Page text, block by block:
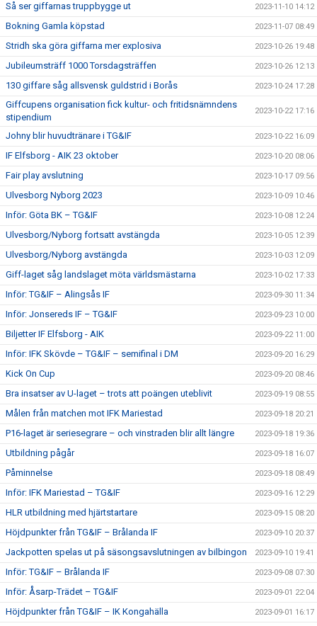
Så ser giffarnas truppbygge ut 2023-11-10 14:12
Bokning Gamla köpstad 2023-11-07 08:49
Stridh ska göra giffarna mer explosiva 2023-10-26 19:48
Jubileumsträff 1000 Torsdagsträffen 2023-10-26 12:13
130 giffare såg allsvensk guldstrid i Borås 2023-10-24 17:28
Giffcupens organisation fick kultur- och fritidsnämndens
stipendium
2023-10-22 17:16
Johny blir huvudtränare i TG&IF 2023-10-22 16:09
IF Elfsborg - AIK 23 oktober 2023-10-20 08:06
Fair play avslutning 2023-10-17 09:56
Ulvesborg Nyborg 2023 2023-10-09 10:46
Inför: Göta BK – TG&IF 2023-10-08 12:24
Ulvesborg/Nyborg fortsatt avstängda 2023-10-05 12:39
Ulvesborg/Nyborg avstängda 2023-10-03 12:09
Giff-laget såg landslaget möta världsmästarna 2023-10-02 17:33
Inför: TG&IF – Alingsås IF 2023-09-30 11:34
Inför: Jonsereds IF – TG&IF 2023-09-23 10:00
Biljetter IF Elfsborg - AIK 2023-09-22 11:00
Inför: IFK Skövde – TG&IF – semifinal i DM 2023-09-20 16:29
Kick On Cup 2023-09-20 08:46
Bra insatser av U-laget – trots att poängen uteblivit 2023-09-19 08:55
Målen från matchen mot IFK Mariestad 2023-09-18 20:21
P16-laget är seriesegrare – och vinstraden blir allt längre 2023-09-18 19:36
Utbildning pågår 2023-09-18 16:07
Påminnelse 2023-09-18 08:49
Inför: IFK Mariestad – TG&IF 2023-09-16 12:29
HLR utbildning med hjärtstartare 2023-09-15 08:20
Höjdpunkter från TG&IF – Brålanda IF 2023-09-10 20:37
Jackpotten spelas ut på säsongsavslutningen av bilbingon 2023-09-10 19:41
Inför: TG&IF – Brålanda IF 2023-09-08 07:30
Inför: Åsarp-Trädet – TG&IF 2023-09-01 22:04
Höjdpunkter från TG&IF – IK Kongahälla 2023-09-01 16:17